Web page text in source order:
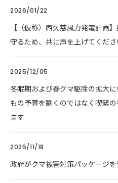
2026/01/22
【（仮称）西久慈風力発電計画
守るため、共に声を上げてくださ
2025/12/05
冬眠期および春グマ駆除の拡大
もの予算を割くのではなく喫緊
ます
2025/11/18
政府がクマ被害対策パッケージを